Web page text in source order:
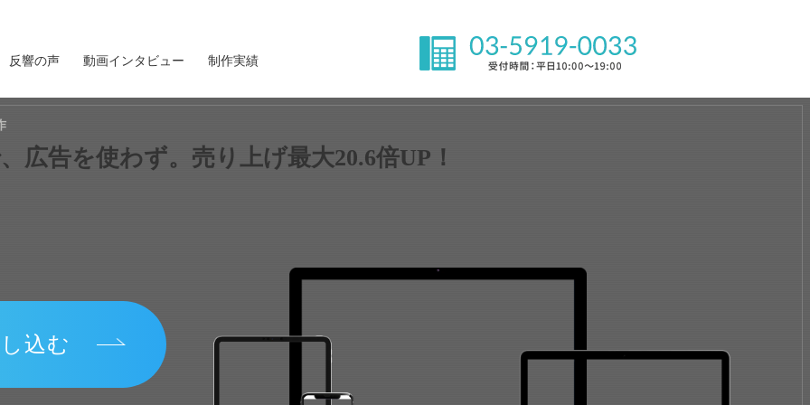
反響の声 動画インタビュー 制作実績
込む